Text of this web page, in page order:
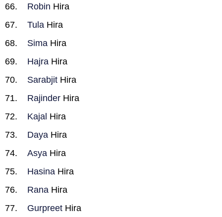
Robin Hira
Tula Hira
Sima Hira
Hajra Hira
Sarabjit Hira
Rajinder Hira
Kajal Hira
Daya Hira
Asya Hira
Hasina Hira
Rana Hira
Gurpreet Hira